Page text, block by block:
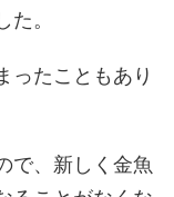
。
ったこともあり
で、新しく金魚